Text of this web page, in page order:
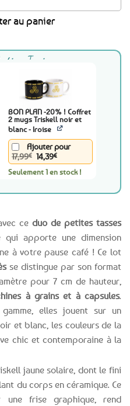
ce duo de petites tasses
qui apporte une dimension
à votre pause café ! Ce lot
se distingue par son format
pour 7 cm de hauteur,
à grains et à capsules.
elles jouent sur un
et blanc, les couleurs de la
chic et contemporaine à la
jaune solaire, dont le fini
du corps en céramique. Ce
une frise graphique, rend
était :
11,99€.
est :
Iroise
BON PLAN -20% ! Coffret
2 mugs Triskell noir et
blanc - Iroise
Ajouter pour
17,99€ Le
prix
initial
14,39€Le
prix
actuel
Seulement 1 en stock !
au panier